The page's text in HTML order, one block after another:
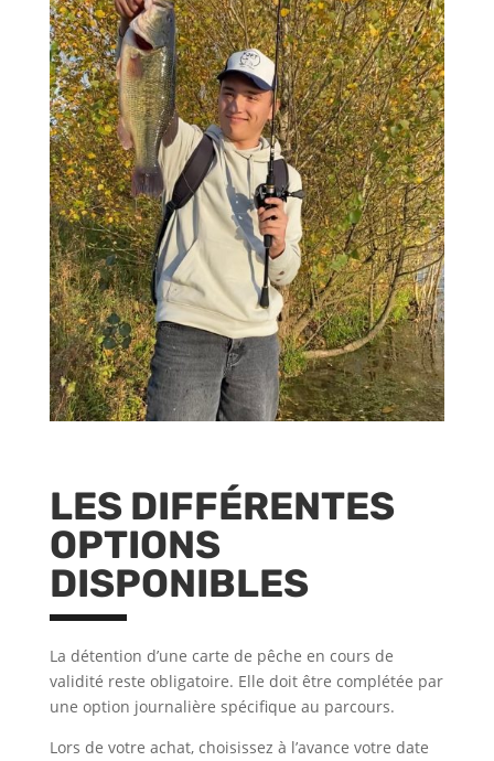
LES DIFFÉRENTES
OPTIONS
DISPONIBLES
La détention d’une carte de pêche en cours de
validité reste obligatoire. Elle doit être complétée par
une option journalière spécifique au parcours.
Lors de votre achat, choisissez à l’avance votre date